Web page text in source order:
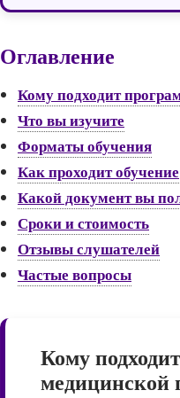
Оглавление
Кому подходит
Что вы изучите
Форматы обучения
Как проходит обучение
Какой документ вы
Сроки и стоимость
Отзывы слушателей
Частые вопросы
Кому
медицинской